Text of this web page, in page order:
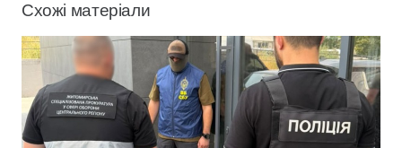
Схожі матеріали